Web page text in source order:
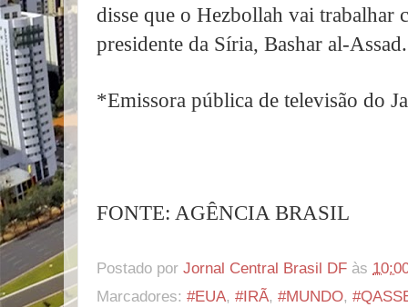
disse que o Hezbollah vai trabalhar
presidente da Síria, Bashar al-Assad.
*Emissora pública de televisão do
FONTE: AGÊNCIA BRASIL
Postado por Jornal Central Brasil DF às
Marcadores: #EUA, #IRÃ, #MUNDO,